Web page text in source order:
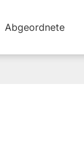
Abgeordnete